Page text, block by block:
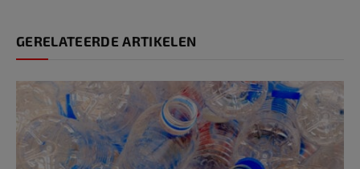
GERELATEERDE ARTIKELEN